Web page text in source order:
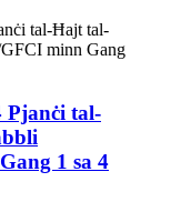
Pjanċi tal-
1 sa 4